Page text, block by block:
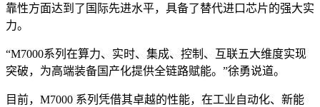
靠性方面达到了国际先进水平，具备了替代进口芯片的强大实
力。
“M7000系列在算力、实时、集成、控制、互联五大维度实现
突破，为高端装备国产化提供全链路赋能。”徐勇说道。
目前，M7000 系列凭借其卓越的性能，在工业自动化、新能